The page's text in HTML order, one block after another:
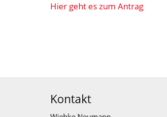
Hier geht es zum Antrag
Kontakt